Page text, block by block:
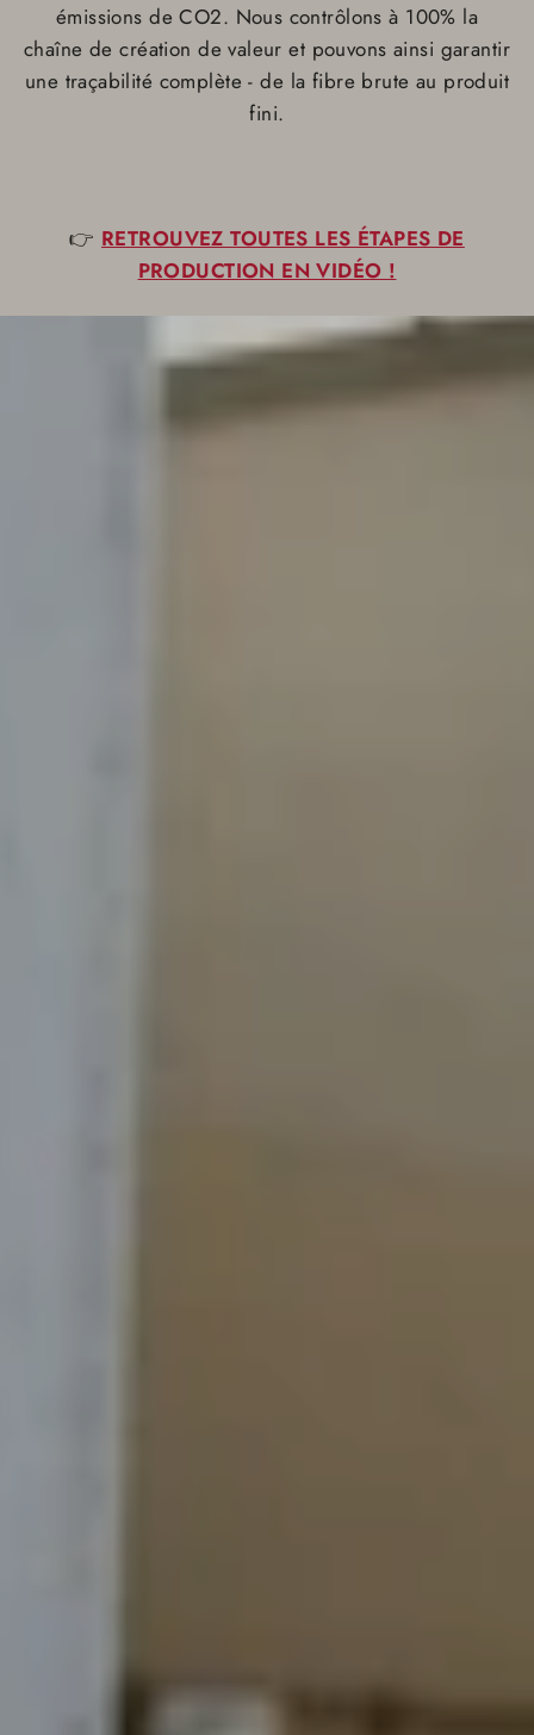
émissions de CO2. Nous contrôlons à 100% la
chaîne de création de valeur et pouvons ainsi garantir
une traçabilité complète - de la fibre brute au produit
fini.
👉 RETROUVEZ TOUTES LES ÉTAPES DE
PRODUCTION EN VIDÉO !